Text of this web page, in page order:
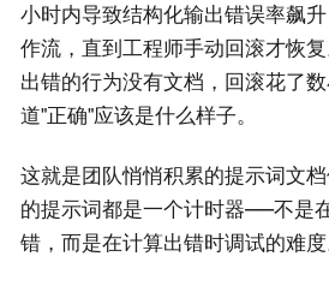
小时内导致结构化输出错误率飙
作流，直到工程师手动回滚才恢
出错的行为没有文档，回滚花了
道"正确"应该是什么样子。
这就是团队悄悄积累的提示词文
的提示词都是一个计时器——不是
错，而是在计算出错时调试的难度